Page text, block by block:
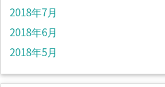
2018年7月
2018年6月
2018年5月